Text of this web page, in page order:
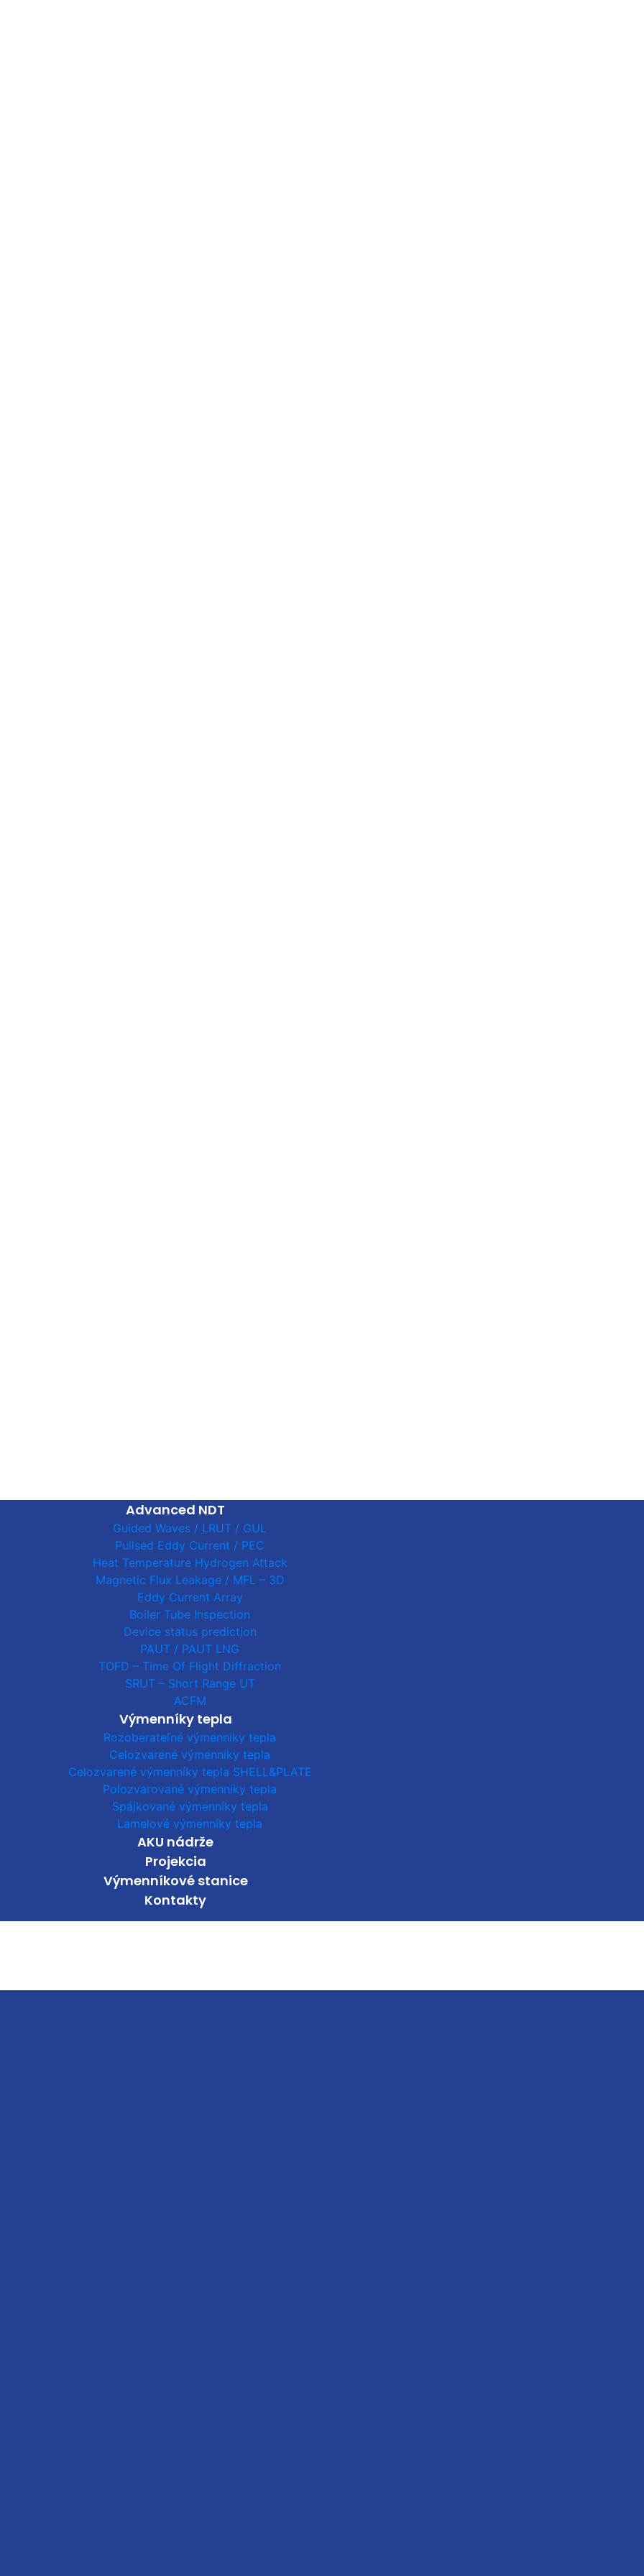
Advanced NDT
Guided Waves / LRUT / GUL
Pullsed Eddy Current / PEC
Heat Temperature Hydrogen Attack
Magnetic Flux Leakage / MFL – 3D
Eddy Current Array
Boiler Tube Inspection
Device status prediction
PAUT / PAUT LNG
TOFD – Time Of Flight Diffraction
SRUT – Short Range UT
ACFM
Výmenníky tepla
Rozoberateľné výmenníky tepla
Celozvarené výmenníky tepla
Celozvarené výmenníky tepla SHELL&PLATE
Polozvarované výmenníky tepla
Spájkované výmenníky tepla
Lamelové výmenníky tepla
AKU nádrže
Projekcia
Výmenníkové stanice
Kontakty